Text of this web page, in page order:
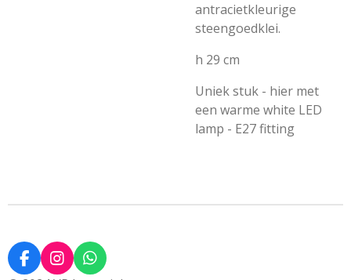
antracietkleurige
steengoedklei.
h 29 cm
Uniek stuk - hier met
een warme white LED
lamp - E27 fitting
F
I
W